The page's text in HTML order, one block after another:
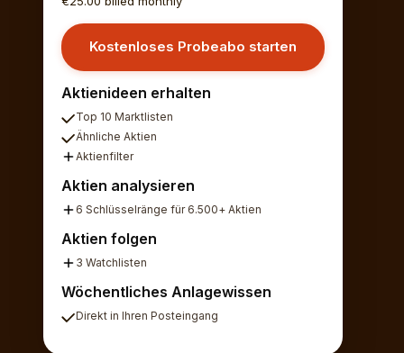
Kostenloses Probeabo starten
Aktienideen erhalten
Top 10 Marktlisten
Ähnliche Aktien
Aktienfilter
Aktien analysieren
6 Schlüsselränge für 6.500+ Aktien
Aktien folgen
3 Watchlisten
Wöchentliches Anlagewissen
Direkt in Ihren Posteingang